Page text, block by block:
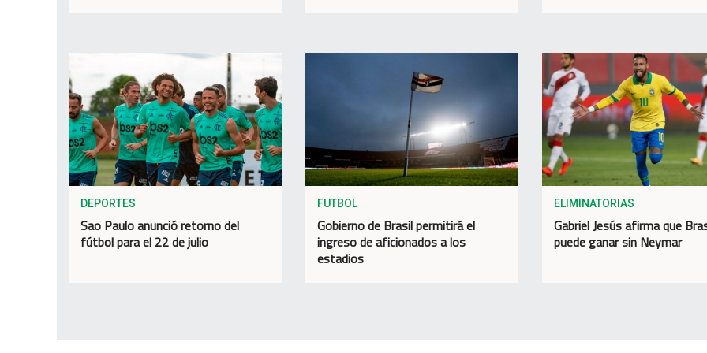
DEPORTES
Sao Paulo anunció retorno del
fútbol para el 22 de julio
FUTBOL
Gobierno de Brasil permitirá el
ingreso de aficionados a los
estadios
ELIMINATORIAS
Gabriel Jesús afirma que
puede ganar sin Neymar